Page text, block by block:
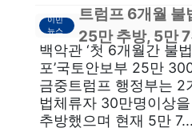
이민
뉴스
트럼프 6개월
25만 추방, 5만
백악관 ‘첫 6개월간 불
포’국토안보부 25만
금중트럼프 행정부는 2
법체류자 30만명이상
추방했으며 현재 5만 7...